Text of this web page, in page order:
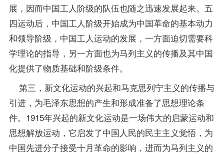
展，因而中国工人阶级的队伍也随之迅速发展起来。五
四运动后，中国工人阶级开始成为中国革命的基本动力
和领导阶级，中国工人运动的发展，一方面迫切需要科
学理论的指导，另一方面也为马列主义的传播及其中国
化提供了物质基础和阶级条件。
第三，新文化运动的兴起和马克思列宁主义的传播与
引进，为毛泽东思想的产生和形成准备了思想理论条
件。1915年兴起的新文化运动是一场伟大的启蒙运动和
思想解放运动，它启发了中国人民的民主主义觉悟，为
中国先进分子接受十月革命的影响，进而为马列主义的